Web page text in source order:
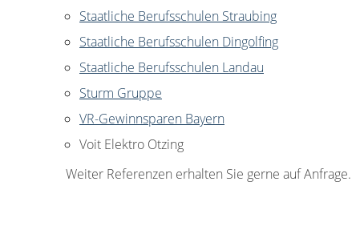
Staatliche Berufsschulen Straubing
Staatliche Berufsschulen Dingolfing
Staatliche Berufsschulen Landau
Sturm Gruppe
VR-Gewinnsparen Bayern
Voit Elektro Otzing
Weiter Referenzen erhalten Sie gerne auf Anfrage.